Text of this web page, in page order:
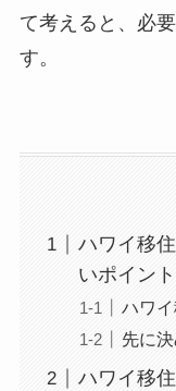
て考えると、必
す。
ハワイ移
いポイント
ハワ
先に
ハワイ移